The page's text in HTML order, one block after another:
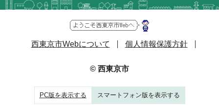
西東京市Webについて 個人情報保護方針
© 西東京市
PC版を表示する スマートフォン版を表示する